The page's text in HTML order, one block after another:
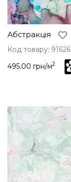
Абстракція
Код товару: 91626
495.00 грн/м2